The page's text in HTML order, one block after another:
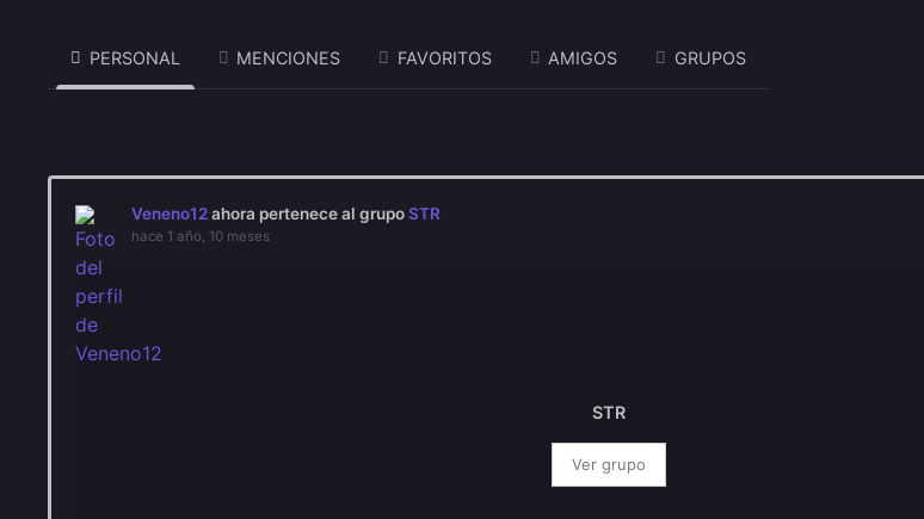
PERSONAL MENCIONES FAVORITOS AMIGOS GRUPOS
Veneno12ahora pertenece al grupoSTR
hace 1 año, 10 meses
STR
Ver grupo